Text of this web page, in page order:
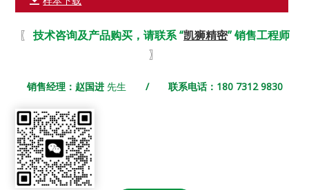
〖 技术咨询及产品购买，请联系 “凯狮精密” 销售工程师
〗
销售经理：赵国进 先生 / 联系电话：180 7312 9830